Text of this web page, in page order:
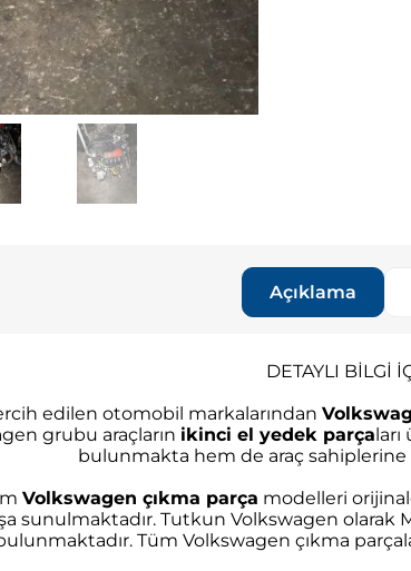
Açıklama
DETAYLI BİLGİ
edilen otomobil markalarından
grubu araçların ikinci el yedek parça
bulunmakta hem de araç
Volkswagen çıkma parça modelleri
sunulmaktadır. Tutkun Volkswagen olarak
Tüm Volkswagen çıkma